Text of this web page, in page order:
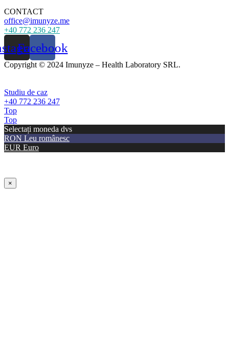
CONTACT
office@imunyze.me
+40 772 236 247
Facebook
Copyright © 2024 Imunyze – Health Laboratory SRL.
Studiu de caz
+40 772 236 247
Top
Top
Selectați moneda dvs
RON Leu românesc
EUR Euro
×